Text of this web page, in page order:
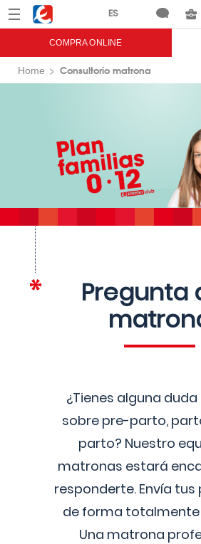
Menú Eroski
COMPRA ONLINE
Home Consultorio matrona
Pregunta
¿Tienes alguna
sobre pre-parto,
parto? Nuestro
matronas estará
responderte. Envía
de forma
Una matrona